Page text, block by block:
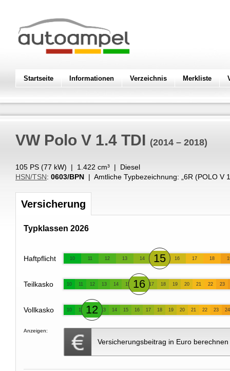
Startseite Informationen Verzeichnis Merkliste
VW Polo V 1.4 TDI (2014 – 2018)
105 PS (77 kW) | 1.422 cm³ | Diesel
HSN/TSN: 0603/BPN | Amtliche Typbezeichnung: „ 6R (POLO V
Versicherung
Typklassen 2026
Haftpflicht 10 11 12 13 14 15 16 17 18
Teilkasko 10 11 12 13 14 15 16 17 18 19 20 21 22 23
Vollkasko 10 11 12 13 14 15 16 17 18 19 20 21 22 23 24
Anzeigen:
Versicherungsbeitrag in Euro berechnen